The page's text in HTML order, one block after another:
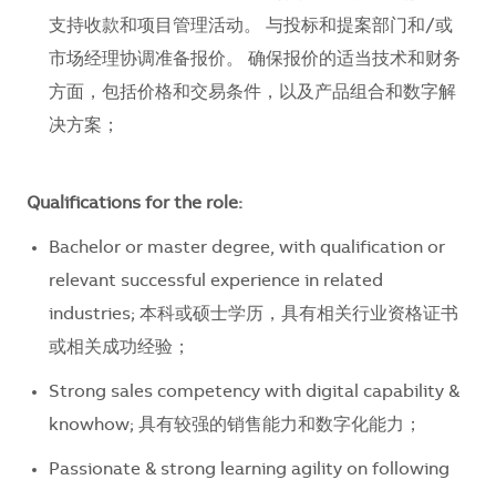
支持收款和项目管理活动。 与投标和提案部门和/或
市场经理协调准备报价。 确保报价的适当技术和财务
方面，包括价格和交易条件，以及产品组合和数字解
决方案；
Qualifications for the role:
Bachelor or master degree, with qualification or
relevant successful experience in related
industries; 本科或硕士学历，具有相关行业资格证书
或相关成功经验；
Strong sales competency with digital capability &
knowhow; 具有较强的销售能力和数字化能力；
Passionate & strong learning agility on following